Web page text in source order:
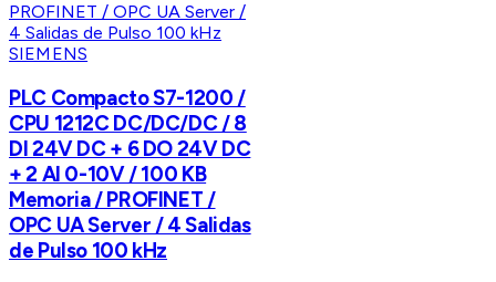
SIEMENS
PLC Compacto S7-1200 /
CPU 1212C DC/DC/DC / 8
DI 24V DC + 6 DO 24V DC
+ 2 AI 0-10V / 100 KB
Memoria / PROFINET /
OPC UA Server / 4 Salidas
de Pulso 100 kHz